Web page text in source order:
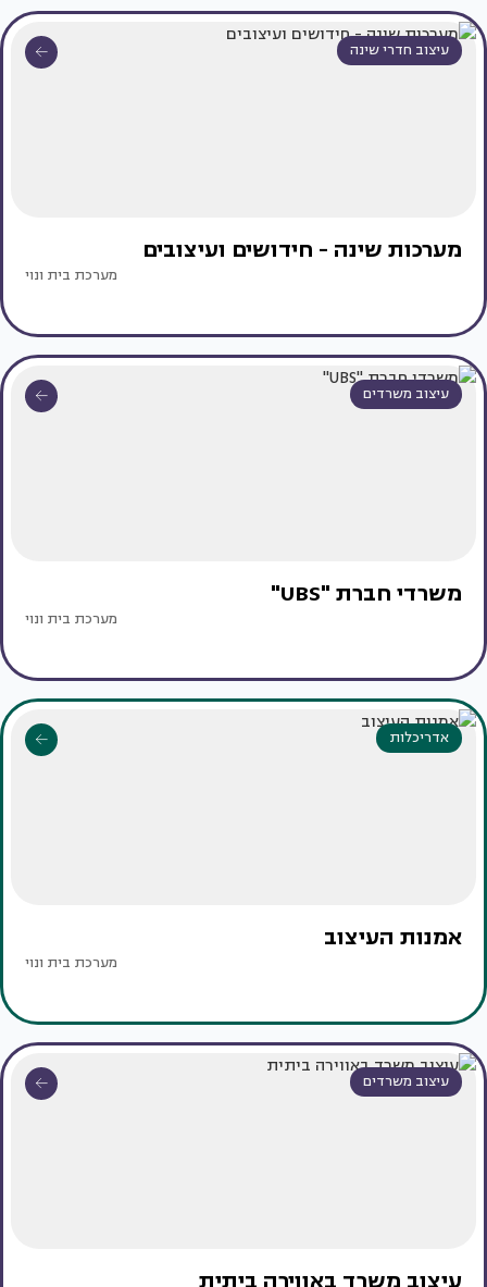
עיצוב חדרי שינה
מערכות שינה - חידושים ועיצובים
מערכת בית ונוי
עיצוב משרדים
משרדי חברת "UBS"
מערכת בית ונוי
אדריכלות
אמנות העיצוב
מערכת בית ונוי
עיצוב משרדים